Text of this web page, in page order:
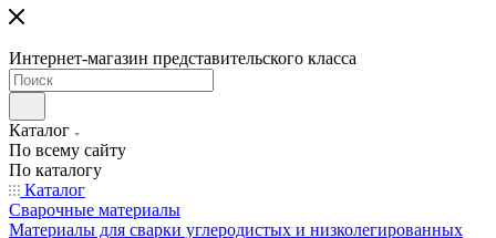
Интернет-магазин представительского класса
Каталог
По всему сайту
По каталогу
Каталог
Сварочные материалы
Материалы для сварки углеродистых и низколегированных